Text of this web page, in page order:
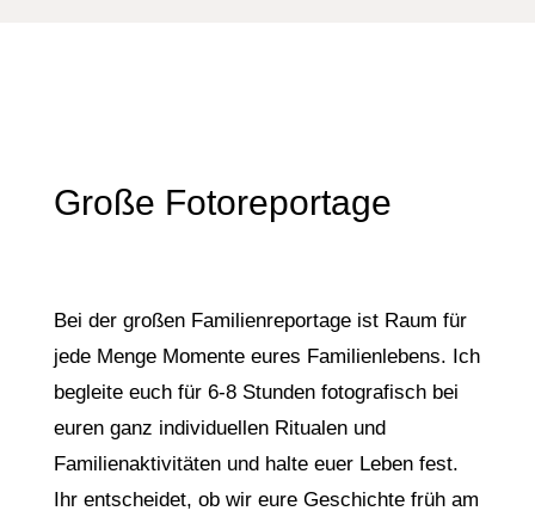
Große Fotoreportage
Bei der großen Familienreportage ist Raum für
jede Menge Momente eures Familienlebens. Ich
begleite euch für 6-8 Stunden fotografisch bei
euren ganz individuellen Ritualen und
Familienaktivitäten und halte euer Leben fest.
Ihr entscheidet, ob wir eure Geschichte früh am